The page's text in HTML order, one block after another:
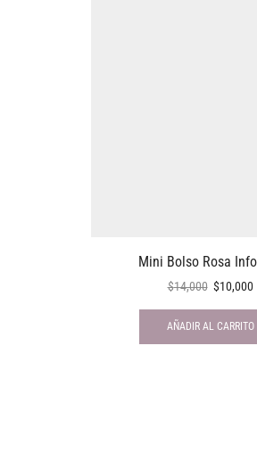
Mini Bolso Rosa
$14,000 $10,000
AÑADIR AL CARRITO